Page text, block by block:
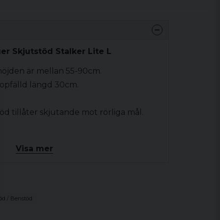
Skjutstöd Stalker Lite L
är mellan 55-90cm.
längd 30cm.
tillåter skjutande mot rörliga mål.
Visa mer
/ Benstöd